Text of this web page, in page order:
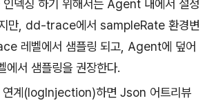
덱싱 하기 위해서는 Agent 내에서 설정
지만, dd-trace에서 sampleRate 환경변
레벨에서 샘플링 되고, Agent에 덮어
서 샘플링을 권장한다.
연계(logInjection)하면 Json 어트리뷰